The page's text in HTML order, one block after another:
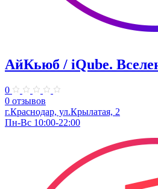
АйКьюб / iQube.
0
0 отзывов
г.Краснодар, ул.Крылатая, 2
Пн-Вс 10:00-22:00